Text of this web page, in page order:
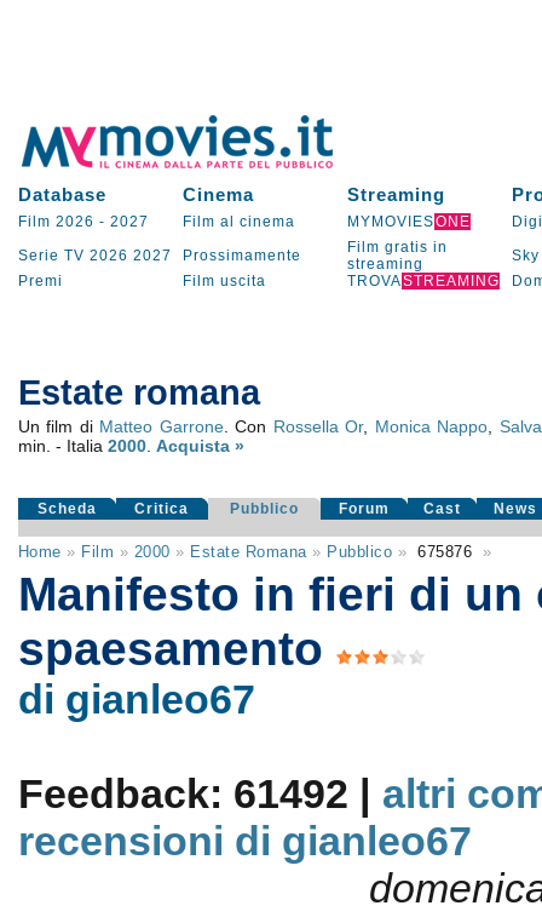
Database Cinema Streaming
Film 2026 - 2027 Film al cinema MYMOVIESONE
Serie TV 2026 2027 Prossimamente
Film gratis in
streaming
Sky
Premi
Film uscita TROVASTREAMING
Estate romana
Un film di Matteo Garrone. Con Rossella Or, Monica Nappo ,
min. - Italia 2000. Acquista »
Scheda Critica Pubblico Forum Cast News
Home » Film » 2000 » Estate Romana» Pubblico » 675876 »
Manifesto in fieri di un
spaesamento
di gianleo67
Feedback: 61492 | altri
recensioni di gianleo67